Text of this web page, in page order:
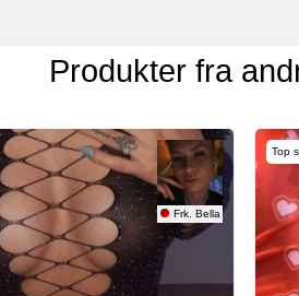
Produkter fra
Frk. Bella
Top